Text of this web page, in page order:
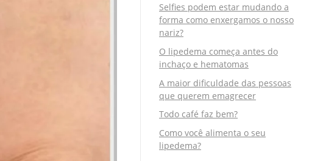
Selfies podem estar mudando a
forma como enxergamos o nosso
nariz?
O lipedema começa antes do
inchaço e hematomas
A maior dificuldade das pessoas
que querem emagrecer
Todo café faz bem?
Como você alimenta o seu
lipedema?